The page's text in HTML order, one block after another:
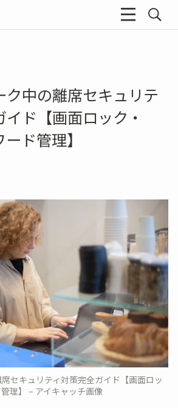
ク中の離席セキュリテ
ド【画面ロック・
ド管理】
セキュリティ対策完全ガイド【画面ロッ
理】 – アイキャッチ画像